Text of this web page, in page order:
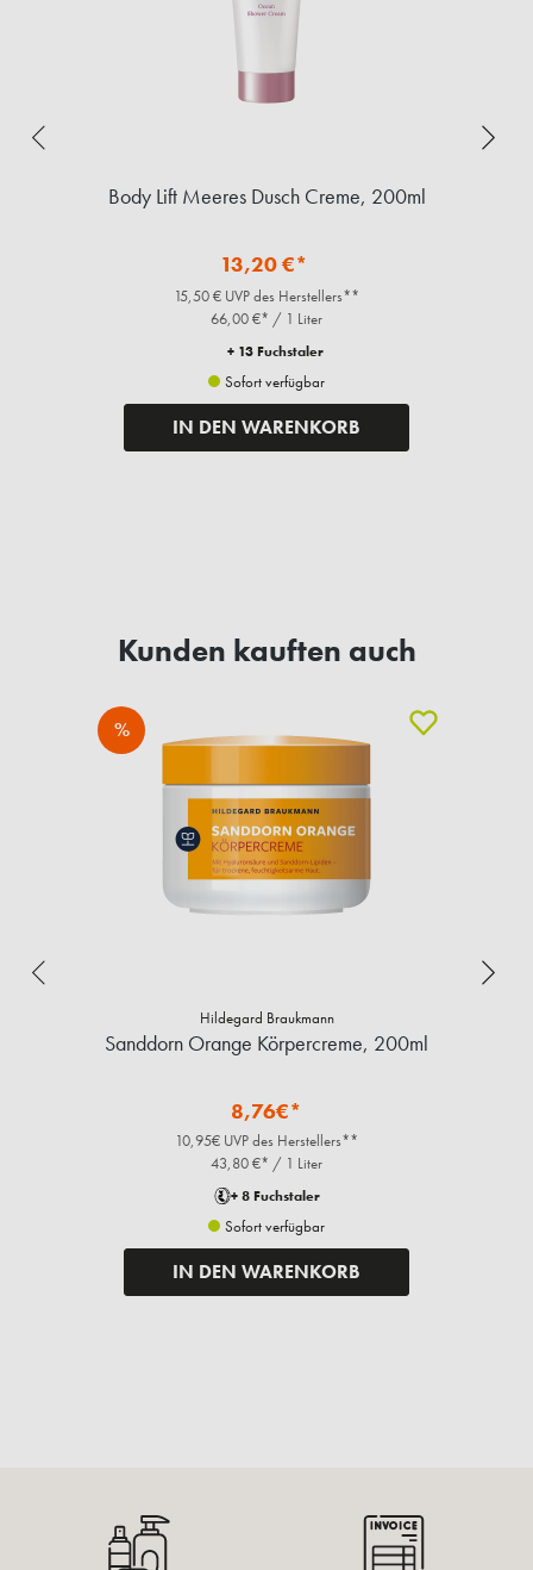
Body Lift Meeres Dusch Creme, 200ml
13,20 €*
15,50 € UVP des Herstellers**
66,00 €* / 1 Liter
+ 13 Fuchstaler
Sofort verfügbar
IN DEN WARENKORB
Kunden kauften auch
%
Hildegard Braukmann
Sanddorn Orange Körpercreme, 200ml
8,76€*
10,95€ UVP des Herstellers**
43,80 €* / 1 Liter
+ 8 Fuchstaler
Sofort verfügbar
IN DEN WARENKORB